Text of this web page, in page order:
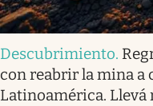
Descubrimiento.
con reabrir la mina a
Latinoamérica. Llevá